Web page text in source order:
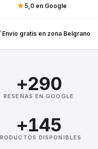
★5,0 en Google
Envío gratis en zona Belgrano
+290
RESEÑAS EN GOOGLE
+145
DISPONIBLES